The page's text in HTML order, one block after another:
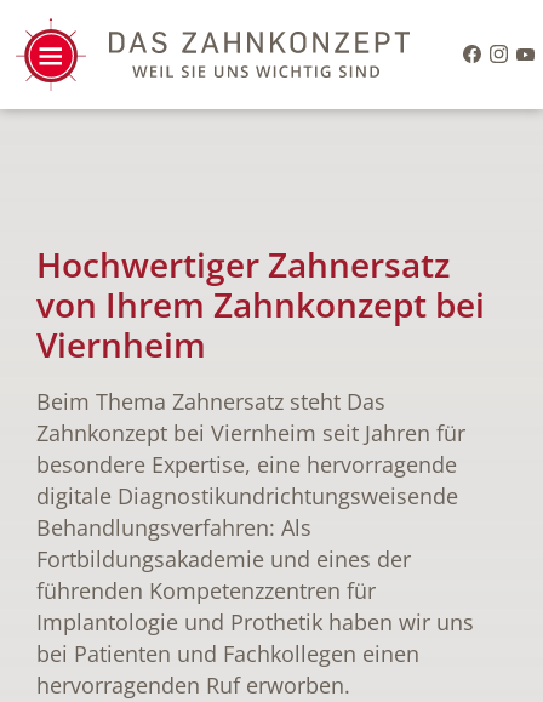
Hochwertiger Zahnersatz
von Ihrem Zahnkonzept bei
Viernheim
Beim Thema Zahnersatz steht Das
Zahnkonzept bei Viernheim seit Jahren für
besondere Expertise, eine hervorragende
digitale Diagnostikundrichtungsweisende
Behandlungsverfahren: Als
Fortbildungsakademie und eines der
führenden Kompetenzzentren für
Implantologie und Prothetik haben wir uns
bei Patienten und Fachkollegen einen
hervorragenden Ruf erworben.